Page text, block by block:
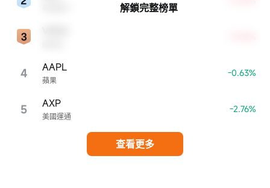
4 蘋果
AAPL -0.63%
5 美國運通
AXP -2.76%
解鎖完整榜單
查看更多